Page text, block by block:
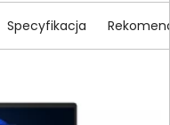
Specyfikacja